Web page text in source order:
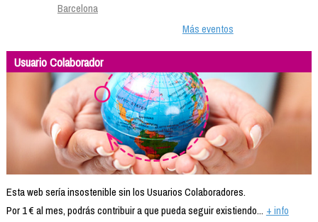
Barcelona
Más eventos
Usuario Colaborador
Esta web sería insostenible sin los Usuarios Colaboradores.
Por 1 € al mes, podrás contribuir a que pueda seguir existiendo... + info